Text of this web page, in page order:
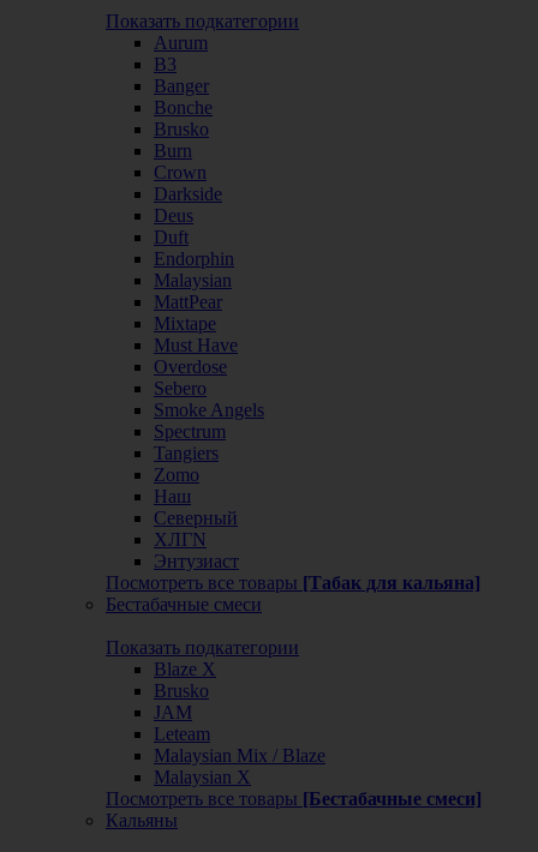
Показать подкатегории
Aurum
B3
Banger
Bonche
Brusko
Burn
Crown
Darkside
Deus
Duft
Endorphin
Malaysian
MattPear
Mixtape
Must Have
Overdose
Sebero
Smoke Angels
Spectrum
Tangiers
Zomo
Наш
Северный
ХЛГN
Энтузиаст
Посмотреть все товары [Табак для кальяна]
Бестабачные смеси
Показать подкатегории
Blaze X
Brusko
JAM
Leteam
Malaysian Mix / Blaze
Malaysian X
Посмотреть все товары [Бестабачные смеси]
Кальяны